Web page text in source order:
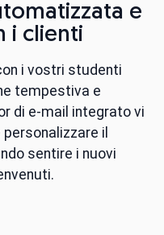
e
i clienti
i vostri studenti
tempestiva e
di e-mail integrato vi
il
sentire i nuovi